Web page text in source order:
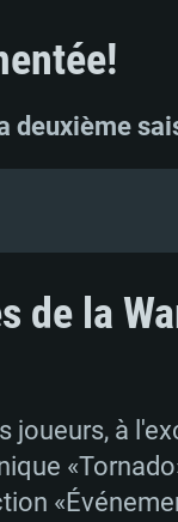
deuxième
de la
joueurs, à